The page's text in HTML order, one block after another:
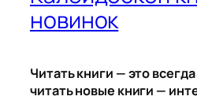
новинок
Читать книги — это
читать новые книги —